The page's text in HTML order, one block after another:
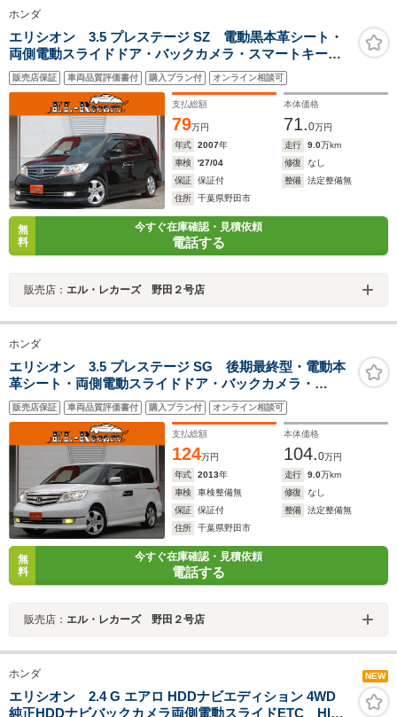
ホンダ
エリシオン 3.5 プレステージ SZ 電動黒本革シート・
両側電動スライドドア・バックカメラ・スマートキー・
HIDヘッドライト・CUSCO車高調・ETC・フリップダウ
ンモニター・追従クルーズコントロール・HDDナビ・オ
ートA/C・ウィンカーミラー
販売店保証 車両品質評価書付 購入プラン付 オンライン相談可
支払総額
79万円
本体価格
71.0万円
年式
2007年 走行 9.0万km
車検
'27/04 修復
なし
保証
保証付 整備
法定整備無
住所
千葉県野田市
無
料
今すぐ在庫確認・見積依頼
電話する
販売店： エル・レカーズ 野田２号店
ホンダ
エリシオン 3.5 プレステージ SG 後期最終型・電動本
革シート・両側電動スライドドア・バックカメラ・
ETC・スマートキー・シートヒーター・クルーズコント
ロール・HIDヘッドライト・HDDナビ・音楽録音・オー
トA/C・純正18inAW
販売店保証 車両品質評価書付 購入プラン付 オンライン相談可
支払総額
124万円
本体価格
104.0万円
年式
2013年 走行 9.0万km
車検
車検整備無 修復
なし
保証
保証付 整備
法定整備無
住所
千葉県野田市
無
料
今すぐ在庫確認・見積依頼
電話する
販売店： エル・レカーズ 野田２号店
ホンダ NEW
エリシオン 2.4 G エアロ HDDナビエディション 4WD
純正HDDナビバックカメラ両側電動スライドETC HID